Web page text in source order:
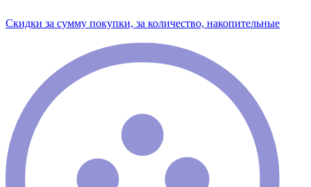
Скидки за сумму покупки, за количество, накопительные